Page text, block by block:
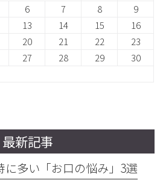
6 7 8
9
13 14 15
16
20 21 22
23
27 28 29
30
最新記事
に多い「お口の悩み」3選